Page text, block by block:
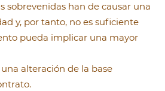
sobrevenidas han de causar una
y, por tanto, no es suficiente
pueda implicar una mayor
alteración de la base